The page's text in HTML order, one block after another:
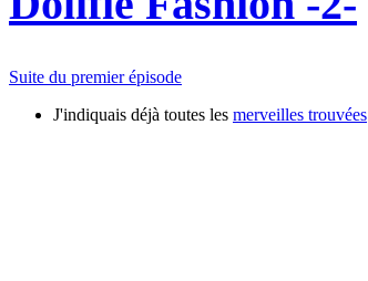
Suite du premier épisode
J'indiquais déjà toutes les merveilles trouvées